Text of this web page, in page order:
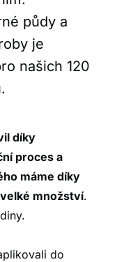
půdy a
je
našich 120
díky
proces a
máme díky
množství.
do